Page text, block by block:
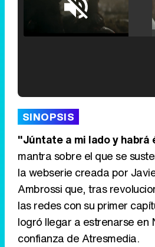
Unmute /
SINOPSIS
"Júntate a mi lado y habrá
mantra sobre el que se
la webserie creada por
Ambrossi que, tras
las redes con su primer
logró llegar a estrenarse en
confianza de Atresmedia.